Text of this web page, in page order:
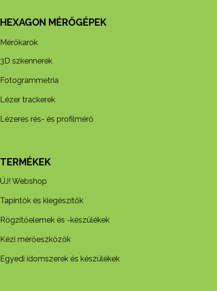
HEXAGON MÉRŐGÉPEK
Mérőkarok
3D szkennerek
Fotogrammetria
Lézer trackerek
Lézeres rés- és profilmérő
TERMÉKEK
ÚJ! Webshop
Tapintók és kiegészítők
Rögzítőelemek és -készül​ékek
Kézi mérőeszközök
Egyedi idomszerek és készülékek